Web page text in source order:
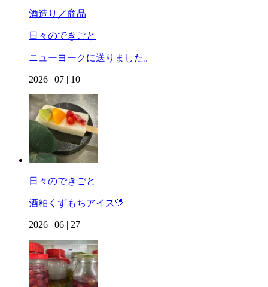
酒造り／商品
日々のできごと
ニューヨークに送りました。
2026 | 07 | 10
日々のできごと
酒粕くずもちアイス💛
2026 | 06 | 27